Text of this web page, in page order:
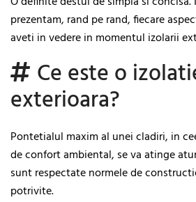
prezentam, rand pe rand, fiecare
aveti in vedere in momentul izolarii
Ce este o
exterioara?
Pontetialul maxim al unei cladiri, in
de confort ambiental, se va atinge
sunt respectate normele de
potrivite.